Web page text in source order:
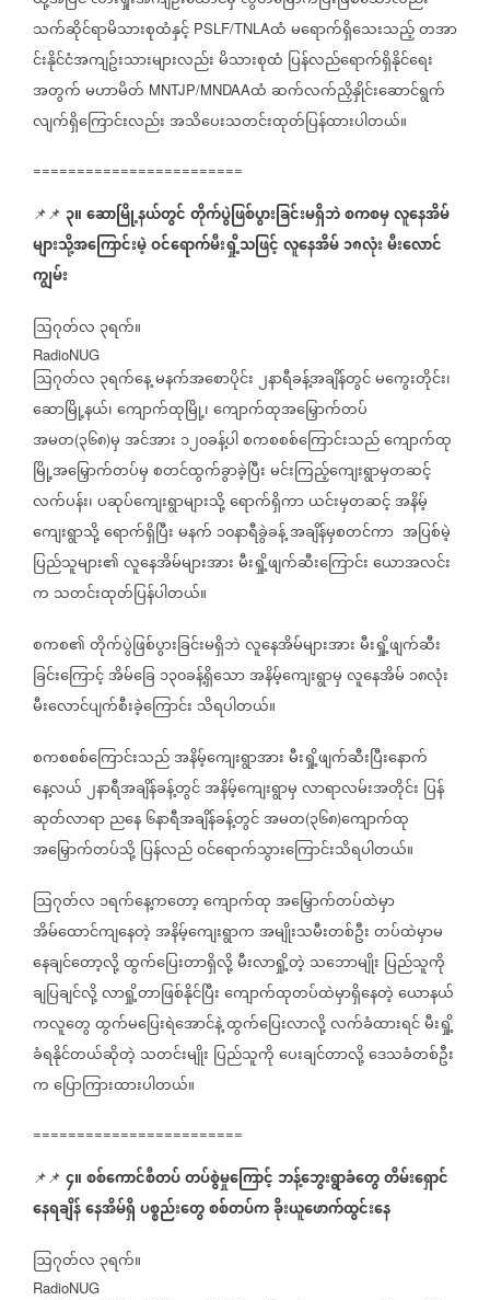
သက်ဆိုင်ရာမိသားစုထံနှင့် PSLF/TNLAထံမရောက်ရှိသေးသည့်တအာ
င်းနိုင်ငံအကျဥ်းသားများလည်းမိသားစုထံ ပြန်လည်ရောက်ရှိနိုင်ရေး
အတွက်မဟာမိတ် MNTJP/MNDAAထံဆက်လက်ညှိနှိုင်းဆောင်ရွက်
လျက်ရှိကြောင်းလည်းအသိပေးသတင်းထုတ်ပြန်ထားပါတယ်။
========================
📌📌 ၃။ဆောမြို့နယ်တွင်တိုက်ပွဲဖြစ်ပွားခြင်းမရှိဘဲစကစမှလူနေအိမ်
များသို့အကြောင်းမဲ့ဝင်ရောက်မီးရှို့သဖြင့်လူနေအိမ်၁၈လုံးမီးလောင်
ကျွမ်း
ဩဂုတ်လ ၃ရက်။
RadioNUG
ဩဂုတ်လ ၃ရက်နေ့မနက်အစောပိုင်း၂နာရီခန့်အချိန်တွင်မကွေးတိုင်း၊
ဆောမြို့နယ်၊ကျောက်ထုမြို့၊ကျောက်ထုအမြှောက်တပ်
အမတ(၃၆၈)မှအင်အား ၁၂၀ခန့်ပါစကစစစ်ကြောင်းသည်ကျောက်ထု
မြို့အမြှောက်တပ်မှစတင်ထွက်ခွာခဲ့ပြီးမင်းကြည့်ကျေးရွာမှတဆင့်
လက်ပန်း၊ပဆုပ်ကျေးရွာများသို့ရောက်ရှိကာယင်းမှတဆင့်အနိမ့်
ကျေးရွာသို့ရောက်ရှိပြီးမနက် ၁၀နာရီခွဲခန့်အချိန်မှစတင်ကာ အပြစ်မဲ့
ပြည်သူများ၏လူနေအိမ်များအားမီးရှို့ဖျက်ဆီးကြောင်းယောအလင်း
က သတင်းထုတ်ပြန်ပါတယ်။
စကစ၏တိုက်ပွဲဖြစ်ပွားခြင်းမရှိဘဲလူနေအိမ်များအားမီးရှို့ဖျက်ဆီး
ခြင်းကြောင့်အိမ်ခြေ ၁၃၀ခန့်ရှိသောအနိမ့်ကျေးရွာမှလူနေအိမ် ၁၈လုံး
မီးလောင်ပျက်စီးခဲ့ကြောင်း သိရပါတယ်။
စကစစစ်ကြောင်းသည်အနိမ့်ကျေးရွာအားမီးရှို့ဖျက်ဆီးပြီးနောက်
နေ့လယ်၂နာရီအချိန်ခန့်တွင်အနိမ့်ကျေးရွာမှလာရာလမ်းအတိုင်း ပြန်
ဆုတ်လာရာညနေ၆နာရီအချိန်ခန့်တွင်အမတ(၃၆၈)ကျောက်ထု
အမြှောက်တပ်သို့ပြန်လည်ဝင်ရောက်သွားကြောင်းသိရပါတယ်။
ဩဂုတ်လ ၁ရက်နေ့ကတော့ကျောက်ထုအမြှောက်တပ်ထဲမှာ
အိမ်ထောင်ကျနေတဲ့အနိမ့်ကျေးရွာကအမျိုးသမီးတစ်ဦးတပ်ထဲမှာမ
နေချင်တော့လို့ထွက်ပြေးတာရှိလို့မီးလာရှို့တဲ့ သဘောမျိုး ပြည်သူကို
ချပြချင်လို့လာရှို့တာဖြစ်နိုင်ပြီးကျောက်ထုတပ်ထဲမှာရှိနေတဲ့ယောနယ်
ကလူတွေထွက်မပြေးရဲအောင်နဲ့ထွက်ပြေးလာလို့လက်ခံထားရင်မီးရှို့
ခံရနိုင်တယ်ဆိုတဲ့ သတင်းမျိုး ပြည်သူကိုပေးချင်တာလို့ဒေသခံတစ်ဦး
ကပြောကြားထားပါတယ်။
========================
📌📌 ၄။စစ်ကောင်စီတပ်တပ်စွဲမှုကြောင့်ဘန့်ဘွေးရွာခံတွေတိမ်းရှောင်
နေရချိန်နေအိမ်ရှိပစ္စည်းတွေစစ်တပ်ကခိုးယူဖောက်ထွင်းနေ
ဩဂုတ်လ ၃ရက်။
RadioNUG